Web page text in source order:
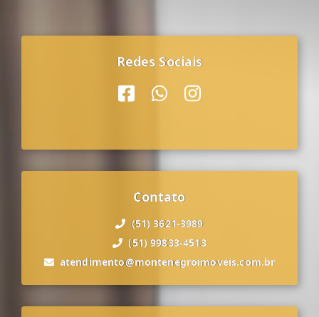
Redes Sociais
Contato
(51) 3621-3989
(51) 99833-4513
atendimento@montenegroimoveis.com.br